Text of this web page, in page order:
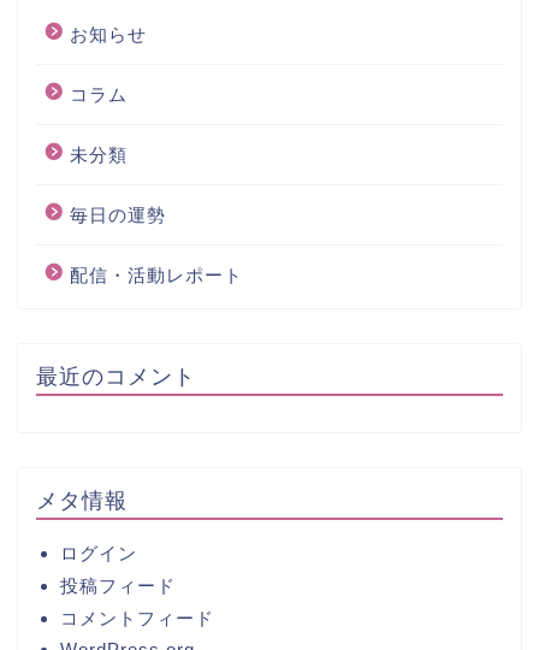
お知らせ
コラム
未分類
毎日の運勢
配信・活動レポート
最近のコメント
メタ情報
ログイン
投稿フィード
コメントフィード